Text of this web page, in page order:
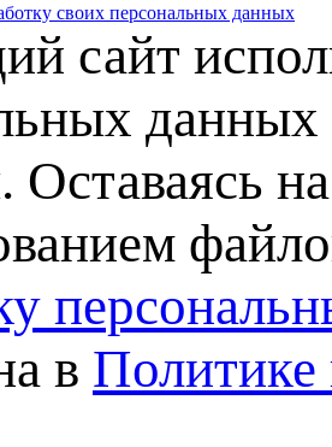
своих персональных данных
сайт
данных
Оставаясь
в Политике